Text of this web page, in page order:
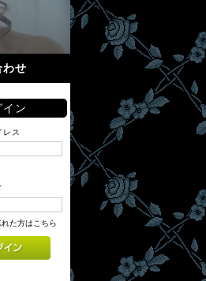
わせ
イン
レス
た方はこちら